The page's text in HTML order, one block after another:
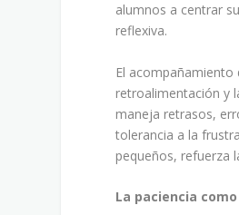
alumnos a centrar
reflexiva.
El
retroalimentación y
maneja retrasos,
tolerancia a la
pequeños, refuerza
La paciencia